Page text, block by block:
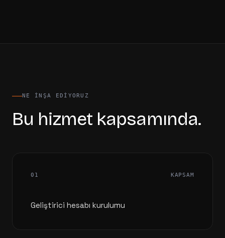
NE INŞA EDIYORUZ
Bu hizmet kapsamında.
01 KAPSAM
Geliştirici hesabı kurulumu